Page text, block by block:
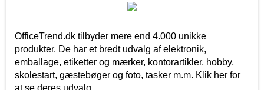
OfficeTrend.dk tilbyder mere end 4.000 unikke
produkter. De har et bredt udvalg af elektronik,
emballage, etiketter og mærker, kontorartikler, hobby,
skolestart, gæstebøger og foto, tasker m.m. Klik her for
at se deres udvalg.